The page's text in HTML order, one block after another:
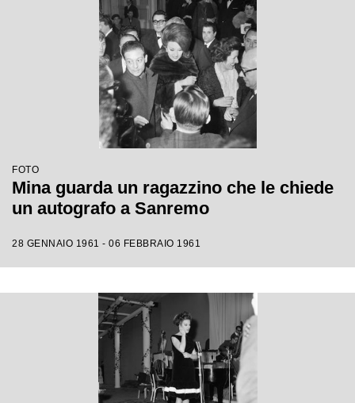
FOTO
Mina guarda un ragazzino che le chiede
un autografo a Sanremo
28 GENNAIO 1961 - 06 FEBBRAIO 1961